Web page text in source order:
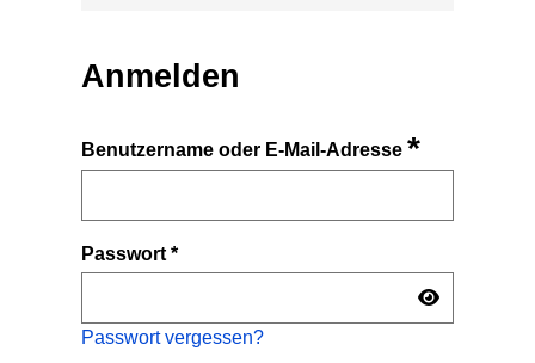
Anmelden
Benutzername oder E-Mail-Adresse*
Passwort*
Passwort vergessen?